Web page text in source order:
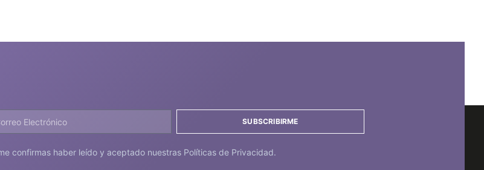
SUBSCRIBIRME
confirmas haber leído y aceptado nuestras Políticas de Privacidad.